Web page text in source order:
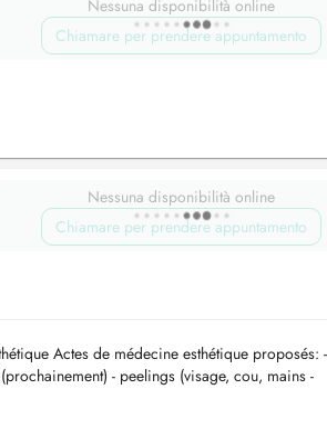
Nessuna disponibilità online
Chiamare per prendere appuntamento
Nessuna disponibilità online
Chiamare per prendere appuntamento
Actes de médecine esthétique proposés: -
- peelings (visage, cou, mains -